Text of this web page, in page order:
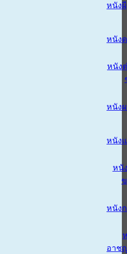
หนังผี
หนัง
หนัง
หนัง
หนัง
หนั
หนัง
อาช